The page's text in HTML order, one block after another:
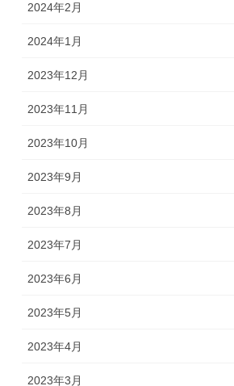
2024年2月
2024年1月
2023年12月
2023年11月
2023年10月
2023年9月
2023年8月
2023年7月
2023年6月
2023年5月
2023年4月
2023年3月